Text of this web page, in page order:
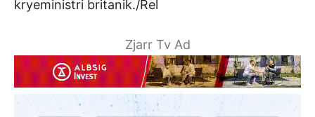
kryeministri britanik./Rel
Zjarr Tv Ad